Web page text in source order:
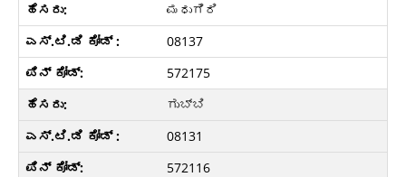
ಮಧುಗಿರಿ
08137
572175
ಗುಬ್ಬಿ
08131
572116